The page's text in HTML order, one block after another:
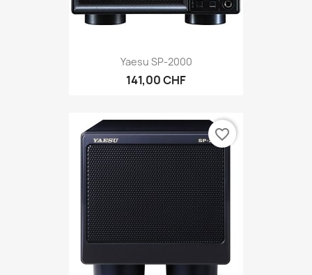
Yaesu SP-2000
141,00 CHF
favorite_border